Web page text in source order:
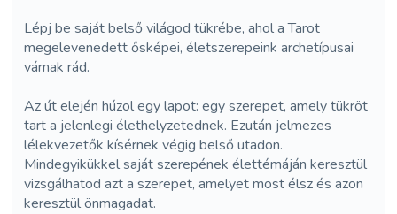
Lépj be saját belső világod tükrébe, ahol a Tarot
megelevenedett ősképei, életszerepeink archetípusai
várnak rád.
Az út elején húzol egy lapot: egy szerepet, amely tükröt
tart a jelenlegi élethelyzetednek. Ezután jelmezes
lélekvezetők kísérnek végig belső utadon.
Mindegyikükkel saját szerepének élettémáján keresztül
vizsgálhatod azt a szerepet, amelyet most élsz és azon
keresztül önmagadat.